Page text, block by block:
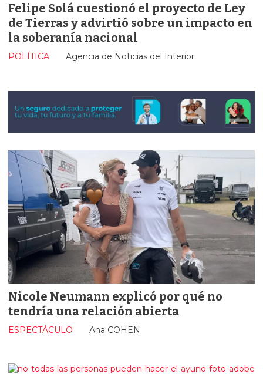
Felipe Solá cuestionó el proyecto de Ley
de Tierras y advirtió sobre un impacto en
la soberanía nacional
Agencia de Noticias del Interior
POLÍTICA
Nicole Neumann explicó por qué no
tendría una relación abierta
Ana COHEN
ESPECTÁCULO